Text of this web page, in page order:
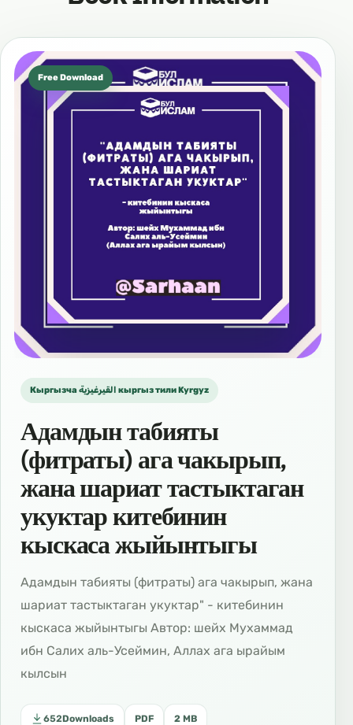
Free Download
Кыргызча القيرغيزية кыргыз тили Kyrgyz
Адамдын табияты
(фитраты) ага чакырып,
жана шариат тастыктаган
укуктар китебинин
кыскаса жыйынтыгы
Адамдын табияты (фитраты) ага чакырып, жана
шариат тастыктаган укуктар" - китебинин
кыскаса жыйынтыгы Автор: шейх Мухаммад
ибн Салих аль-Усеймин, Аллах ага ырайым
кылсын
652Downloads PDF 2 MB